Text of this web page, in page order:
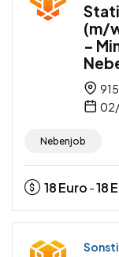
(m/
–
Nebenjob
18Euro -18